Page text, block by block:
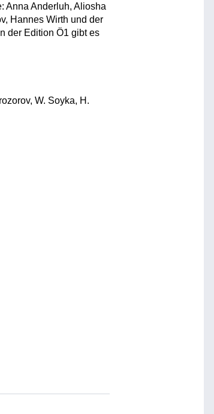
Anna Anderluh, Aliosha
Hannes Wirth und der
der Edition Ö1 gibt es
W. Soyka, H.